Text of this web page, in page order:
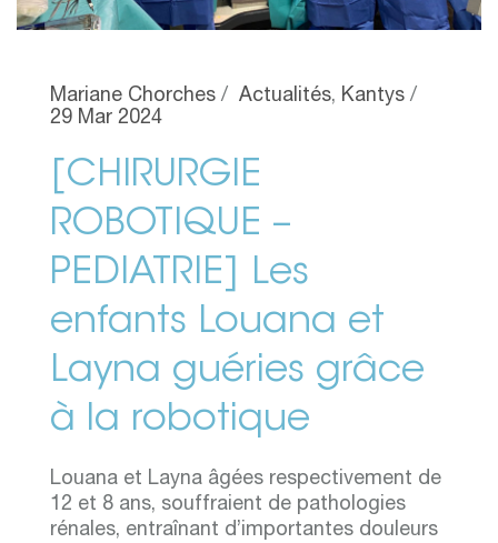
Mariane Chorches Actualités, Kantys
29 Mar 2024
[CHIRURGIE
ROBOTIQUE –
PEDIATRIE] Les
enfants Louana et
Layna guéries grâce
à la robotique
Louana et Layna âgées respectivement de
12 et 8 ans, souffraient de pathologies
rénales, entraînant d’importantes douleurs